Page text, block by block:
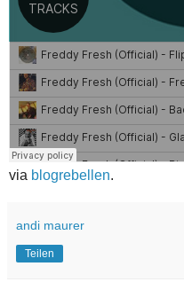
via blogrebellen.
andi maurer
Teilen